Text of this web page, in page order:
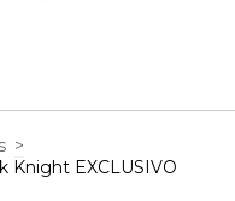
>
Knight EXCLUSIVO